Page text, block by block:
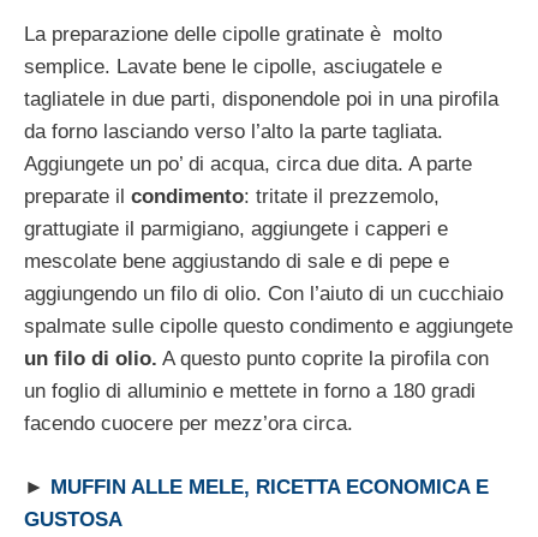
La preparazione delle cipolle gratinate è molto
semplice. Lavate bene le cipolle, asciugatele e
tagliatele in due parti, disponendole poi in una pirofila
da forno lasciando verso l’alto la parte tagliata.
Aggiungete un po’ di acqua, circa due dita. A parte
preparate il condimento: tritate il prezzemolo,
grattugiate il parmigiano, aggiungete i capperi e
mescolate bene aggiustando di sale e di pepe e
aggiungendo un filo di olio. Con l’aiuto di un cucchiaio
spalmate sulle cipolle questo condimento e aggiungete
un filo di olio. A questo punto coprite la pirofila con
un foglio di alluminio e mettete in forno a 180 gradi
facendo cuocere per mezz’ora circa.
► MUFFIN ALLE MELE, RICETTA ECONOMICA E
GUSTOSA